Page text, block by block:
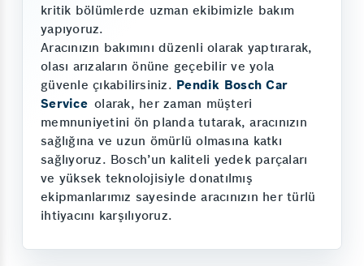
kritik bölümlerde uzman ekibimizle bakım
yapıyoruz.
Aracınızın bakımını düzenli olarak yaptırarak,
olası arızaların önüne geçebilir ve yola
güvenle çıkabilirsiniz. Pendik Bosch Car
Service olarak, her zaman müşteri
memnuniyetini ön planda tutarak, aracınızın
sağlığına ve uzun ömürlü olmasına katkı
sağlıyoruz. Bosch’un kaliteli yedek parçaları
ve yüksek teknolojisiyle donatılmış
ekipmanlarımız sayesinde aracınızın her türlü
ihtiyacını karşılıyoruz.